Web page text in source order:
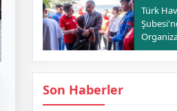
Türk
Son Haberler